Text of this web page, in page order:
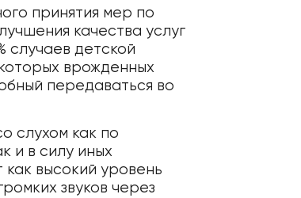
принятия мер по
качества услуг
случаев детской
врожденных
передаваться во
слухом как по
и в силу иных
как высокий уровень
звуков через